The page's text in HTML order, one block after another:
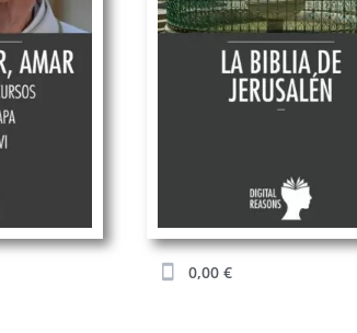
0,00 €